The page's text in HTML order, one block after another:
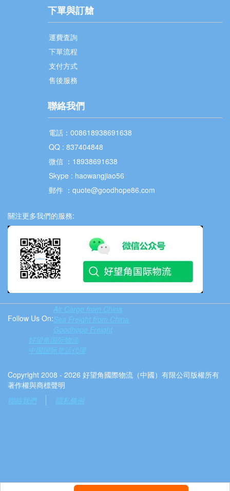
下單與訂艙
運費査詢
下單流程
支付方式
售後服務
聯絡我們
電話：008618938691638
QQ : 837404848
微信 ：18938691638
Skype : haowangjiao56
郵件 ：quote@goodhope86.com
關注更多我們的服務:
Follow Us On:
Air Cargo from China
Sea Freight from China
Goodhope Freight
好望角国际物流
中国国际货运代理
Copyright 2008 - 2026 好望角國際物流（中國）有限公司版權所有
著作權與商標聲明
聯絡我們
隱私條例